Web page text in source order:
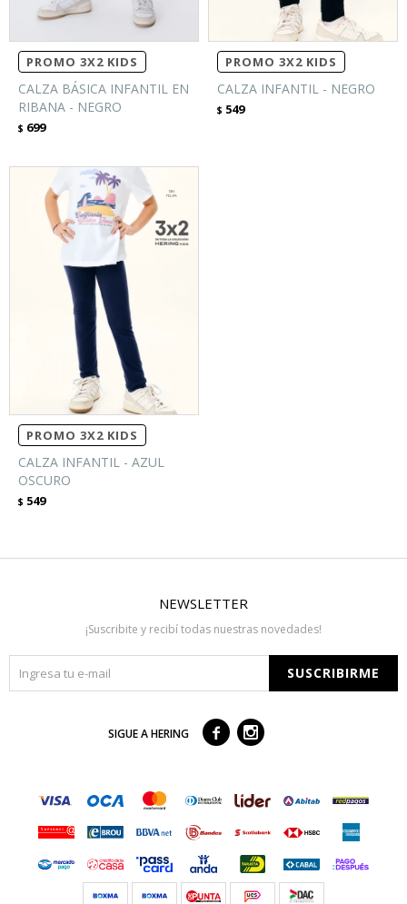
PROMO 3X2 KIDS
CALZA BÁSICA INFANTIL EN
RIBANA - NEGRO
$ 699
PROMO 3X2 KIDS
CALZA INFANTIL - NEGRO
$ 549
PROMO 3X2 KIDS
CALZA INFANTIL - AZUL
OSCURO
$ 549
NEWSLETTER
¡Suscribite y recibí todas nuestras novedades!
SUSCRIBIRME
SIGUE A HERING  